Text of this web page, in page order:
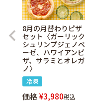
8月の月替わりピザ
セット〈ガーリック
シュリンプジェノベ
ーゼ、ハワイアンピ
ザ、サラミとオレガ
ノ〉
冷凍
価格¥3,980税込